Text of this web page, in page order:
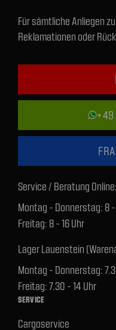
Für sämtliche Anliegen
Reklamationen oder
Service / Beratung Online:
Montag - Donnerstag: 8 -
Freitag: 8 - 16 Uhr
Lager Lauenstein
Montag - Donnerstag:
Freitag: 7.30 - 14 Uhr
SERVICE
Cargoservice